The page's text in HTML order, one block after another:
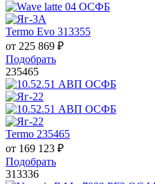
Termo Evo 313355
от 225 869 ₽
Подобрать
235465
Termo 235465
от 169 123 ₽
Подобрать
313336